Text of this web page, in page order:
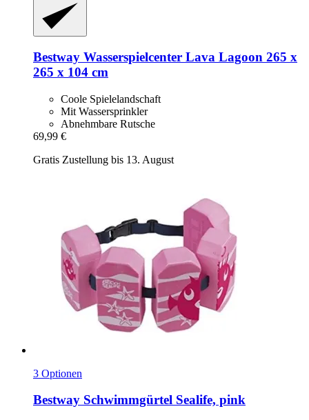
Bestway Wasserspielcenter Lava Lagoon 265 x
265 x 104 cm
Coole Spielelandschaft
Mit Wassersprinkler
Abnehmbare Rutsche
69,99 €
Gratis Zustellung bis 13. August
3 Optionen
Bestway Schwimmgürtel Sealife, pink